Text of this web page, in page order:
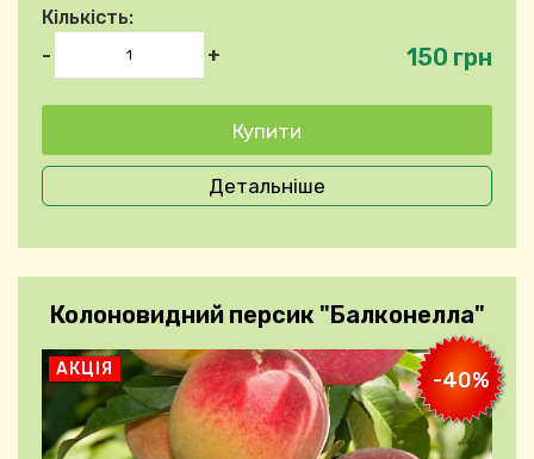
Кількість:
-
+ 150 грн
Детальніше
Колоновидний персик "Балконелла"
АКЦІЯ -40%